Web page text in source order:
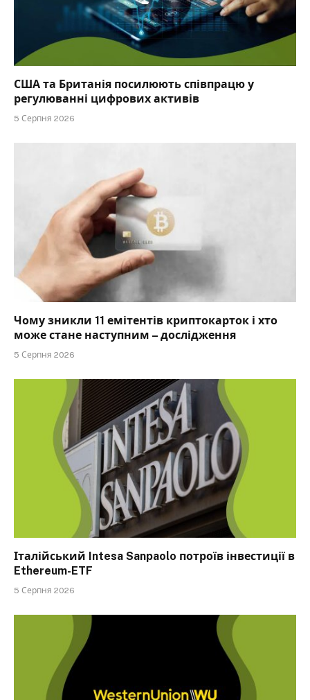
США та Британія посилюють співпрацю у
регулюванні цифрових активів
5 Серпня 2026
Чому зникли 11 емітентів криптокарток і хто
може стане наступним – дослідження
5 Серпня 2026
Італійський Intesa Sanpaolo потроїв інвестиції в
Ethereum-ETF
5 Серпня 2026